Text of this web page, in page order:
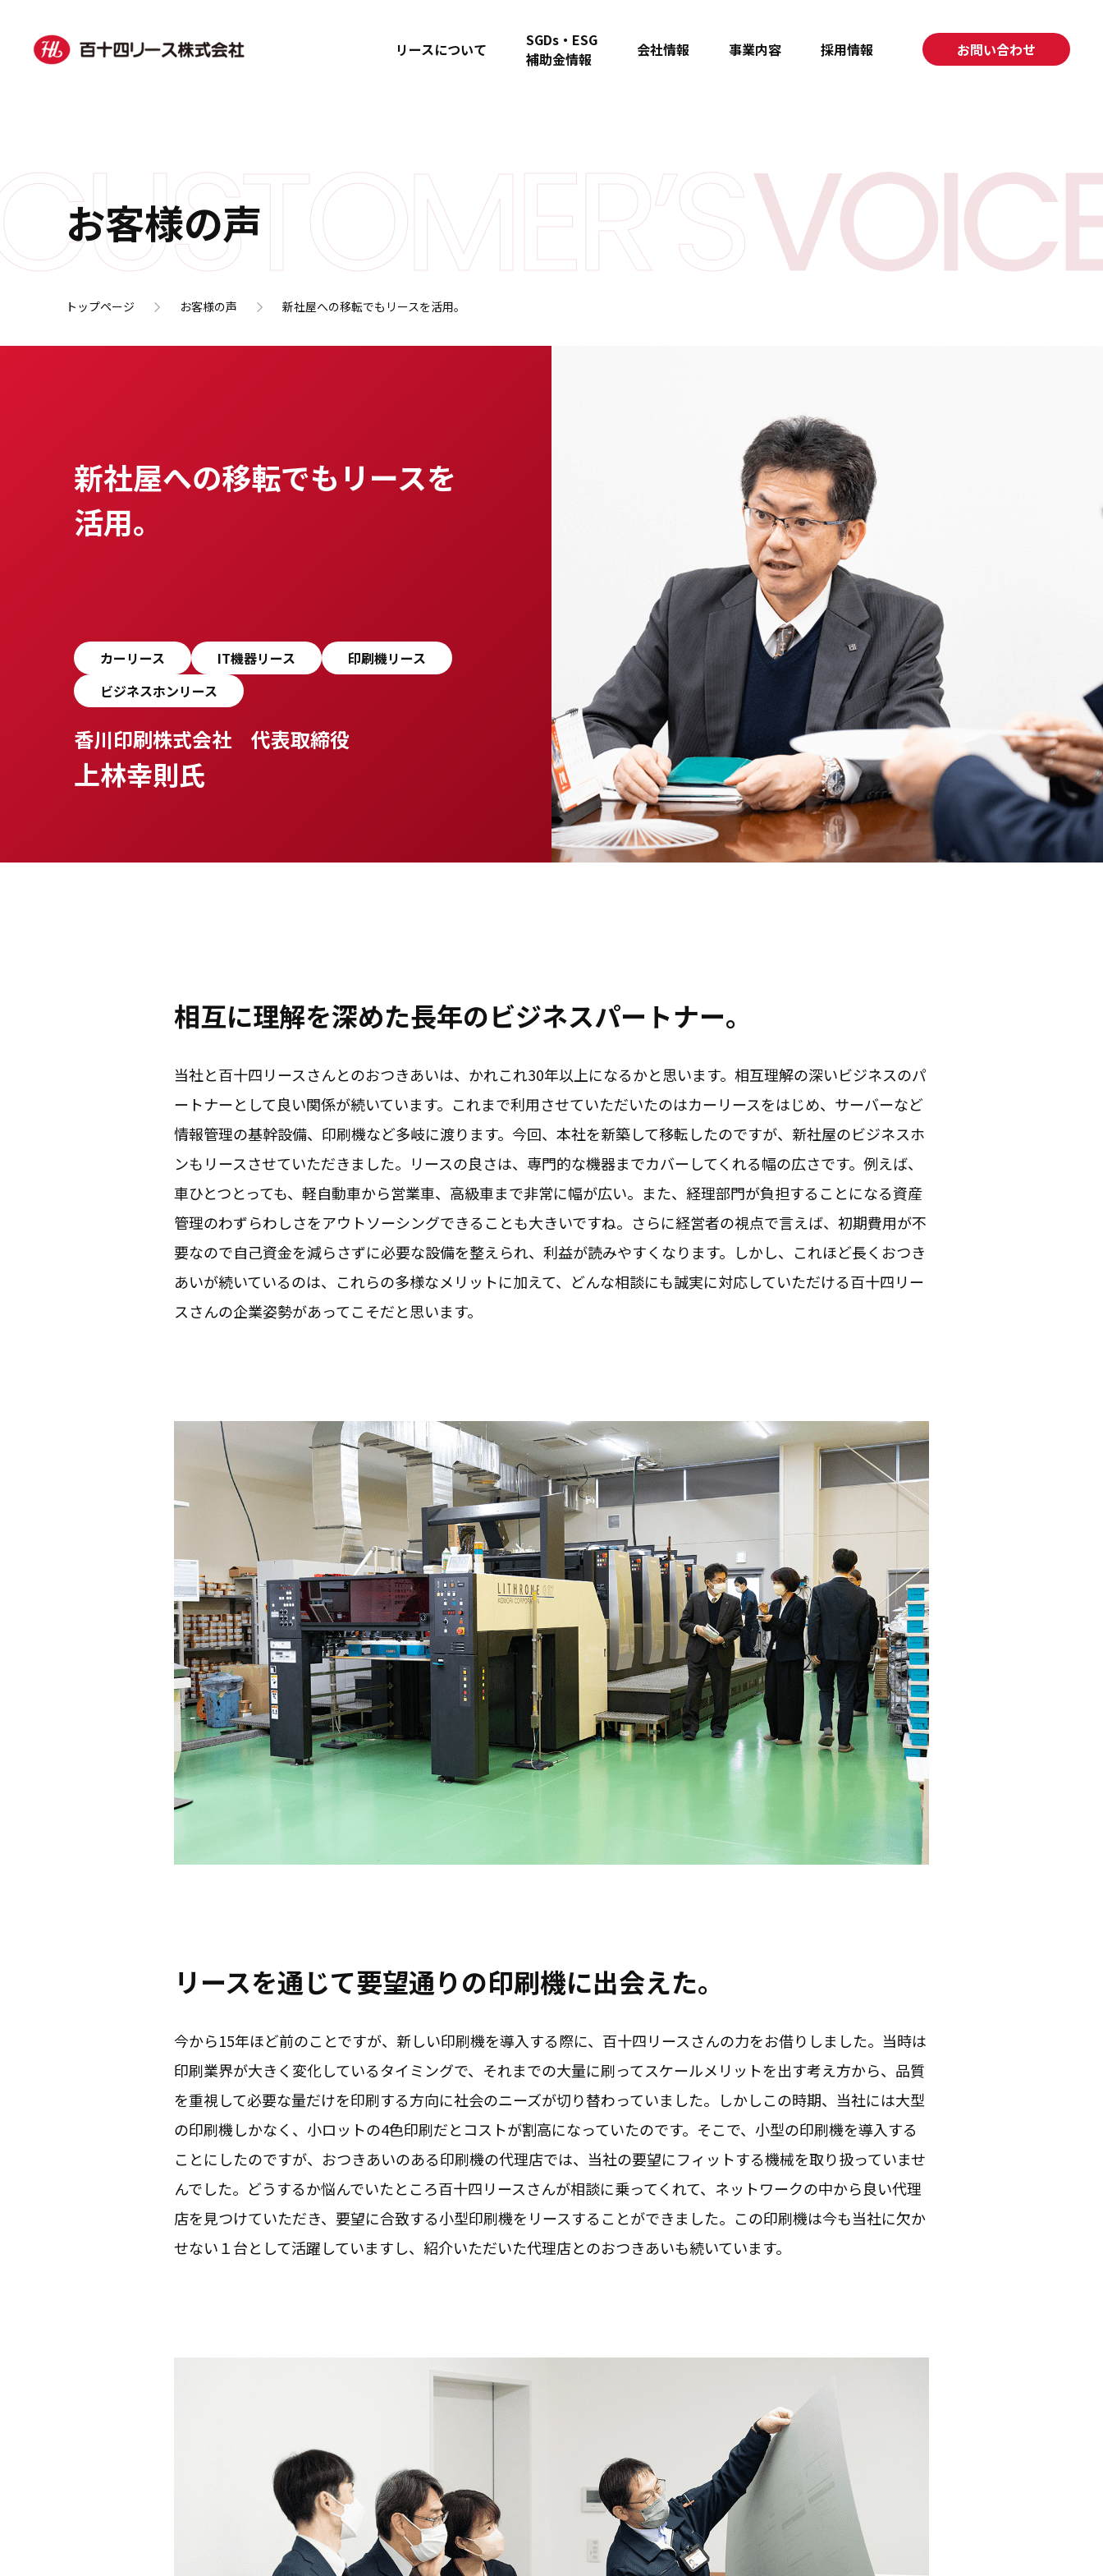
リースについて
SGDs・ESG
補助金情報
会社情報 事業内容 採用情報 お問い合わせ
お客様の声
トップページ お客様の声 新社屋への移転でもリースを活用。
新社屋への移転でもリースを
活用。
カーリース IT機器リース
印刷機リース
ビジネスホンリース
香川印刷株式会社 代表取締役
上林幸則氏
相互に理解を深めた長年のビジネスパートナー。
当社と百十四リースさんとのおつきあいは、かれこれ30年以上になるかと思います。相互理解の深いビジネスのパ
ートナーとして良い関係が続いています。これまで利用させていただいたのはカーリースをはじめ、サーバーなど
情報管理の基幹設備、印刷機など多岐に渡ります。今回、本社を新築して移転したのですが、新社屋のビジネスホ
ンもリースさせていただきました。リースの良さは、専門的な機器までカバーしてくれる幅の広さです。例えば、
車ひとつとっても、軽自動車から営業車、高級車まで非常に幅が広い。また、経理部門が負担することになる資産
管理のわずらわしさをアウトソーシングできることも大きいですね。さらに経営者の視点で言えば、初期費用が不
要なので自己資金を減らさずに必要な設備を整えられ、利益が読みやすくなります。しかし、これほど長くおつき
あいが続いているのは、これらの多様なメリットに加えて、どんな相談にも誠実に対応していただける百十四リー
スさんの企業姿勢があってこそだと思います。
リースを通じて要望通りの印刷機に出会えた。
今から15年ほど前のことですが、新しい印刷機を導入する際に、百十四リースさんの力をお借りしました。当時は
印刷業界が大きく変化しているタイミングで、それまでの大量に刷ってスケールメリットを出す考え方から、品質
を重視して必要な量だけを印刷する方向に社会のニーズが切り替わっていました。しかしこの時期、当社には大型
の印刷機しかなく、小ロットの4色印刷だとコストが割高になっていたのです。そこで、小型の印刷機を導入する
ことにしたのですが、おつきあいのある印刷機の代理店では、当社の要望にフィットする機械を取り扱っていませ
んでした。どうするか悩んでいたところ百十四リースさんが相談に乗ってくれて、ネットワークの中から良い代理
店を見つけていただき、要望に合致する小型印刷機をリースすることができました。この印刷機は今も当社に欠か
せない１台として活躍していますし、紹介いただいた代理店とのおつきあいも続いています。